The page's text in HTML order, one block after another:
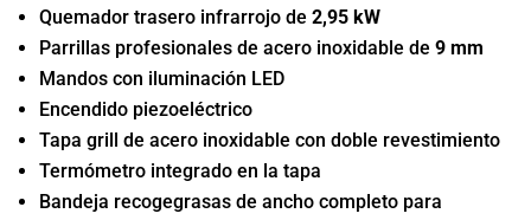
Quemador trasero infrarrojo de 2,95 kW
Parrillas profesionales de acero inoxidable de 9 mm
Mandos con iluminación LED
Encendido piezoeléctrico
Tapa grill de acero inoxidable con doble revestimiento
Termómetro integrado en la tapa
Bandeja recogegrasas de ancho completo para